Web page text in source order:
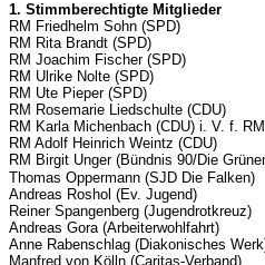
1. Stimmberechtigte Mitglieder
RM Friedhelm Sohn (SPD)
RM Rita Brandt (SPD)
RM Joachim Fischer (SPD)
RM Ulrike Nolte (SPD)
RM Ute Pieper (SPD)
RM Rosemarie Liedschulte (CDU)
RM Karla Michenbach (CDU) i. V. f.
RM Adolf Heinrich Weintz (CDU)
RM Birgit Unger (Bündnis 90/Die
Thomas Oppermann (SJD Die Falken)
Andreas Roshol (Ev. Jugend)
Reiner Spangenberg (Jugendrotkreuz)
Andreas Gora (Arbeiterwohlfahrt)
Anne Rabenschlag (Diakonisches
Manfred von Kölln (Caritas-Verband)